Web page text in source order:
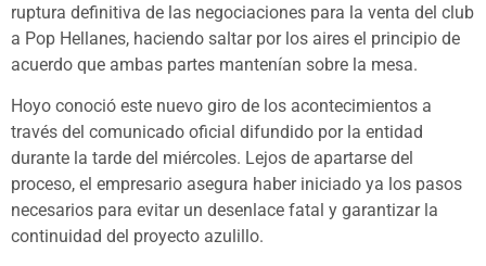
ruptura definitiva de las negociaciones para la venta del club
a Pop Hellanes, haciendo saltar por los aires el principio de
acuerdo que ambas partes mantenían sobre la mesa.
Hoyo conoció este nuevo giro de los acontecimientos a
través del comunicado oficial difundido por la entidad
durante la tarde del miércoles. Lejos de apartarse del
proceso, el empresario asegura haber iniciado ya los pasos
necesarios para evitar un desenlace fatal y garantizar la
continuidad del proyecto azulillo.